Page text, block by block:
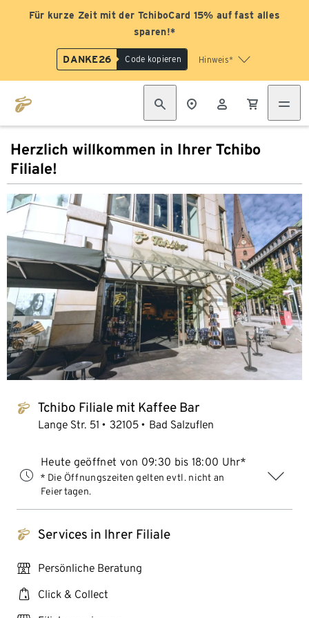
Für kurze Zeit mit der TchiboCard 15% auf fast alles
sparen!*
DANKE26 Code kopieren Hinweis*
Herzlich willkommen in Ihrer Tchibo
Filiale!
tchibo_logo Tchibo Filiale mit Kaffee Bar
Lange Str. 51 32105 Bad Salzuflen
Heute geöffnet von 09:30 bis 18:00 Uhr*
* Die Öffnungszeiten gelten evtl. nicht an
Feiertagen.
tchibo_logo Services in Ihrer Filiale
personal_services Persönliche Beratung
click_collect Click & Collect